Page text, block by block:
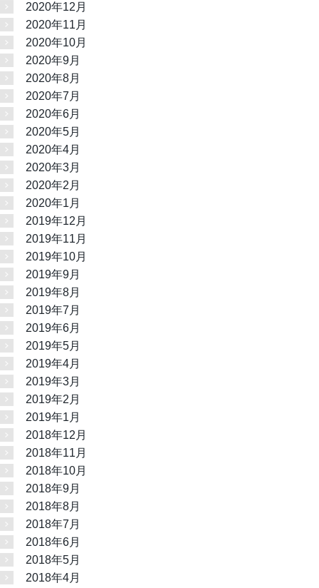
2020年12月
2020年11月
2020年10月
2020年9月
2020年8月
2020年7月
2020年6月
2020年5月
2020年4月
2020年3月
2020年2月
2020年1月
2019年12月
2019年11月
2019年10月
2019年9月
2019年8月
2019年7月
2019年6月
2019年5月
2019年4月
2019年3月
2019年2月
2019年1月
2018年12月
2018年11月
2018年10月
2018年9月
2018年8月
2018年7月
2018年6月
2018年5月
2018年4月